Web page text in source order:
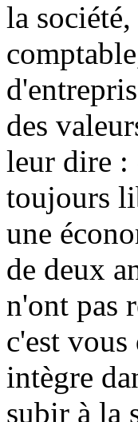
la
des
leur dire :
toujours
une
de deux
n'ont pas
c'est
intègre
subir à la